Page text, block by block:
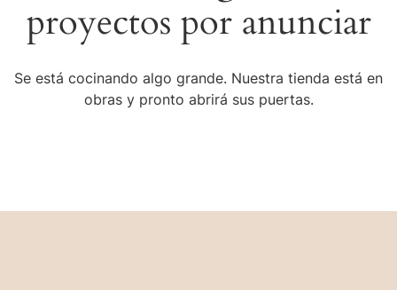
proyectos por anunciar
Se está cocinando algo grande. Nuestra tienda está en
obras y pronto abrirá sus puertas.